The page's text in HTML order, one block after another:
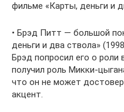
фильме «Карты, деньги и
• Брэд Питт — большой
деньги и два ствола»
Брэд попросил его о
получил роль Микки-
что он не может
акцент.